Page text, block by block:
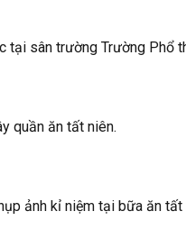
tại sân trường Trường Phổ
quần ăn tất niên.
ảnh kỉ niệm tại bữa ăn tất